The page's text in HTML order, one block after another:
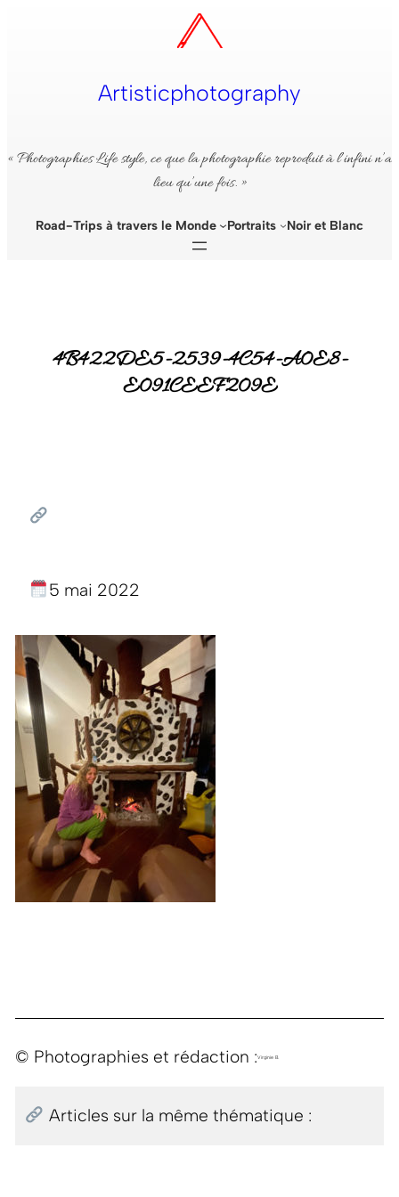
Artisticphotography
« Photographies Life style, ce que la photographie reproduit à l’infini n’a
lieu qu’une fois. »
Road-Trips à travers le Monde Portraits Noir et Blanc
4B422DE5-2539-4C54-A0E8-
E091CEEF209E
5 mai 2022
© Photographies et rédaction :Virginie B.
Articles sur la même thématique :